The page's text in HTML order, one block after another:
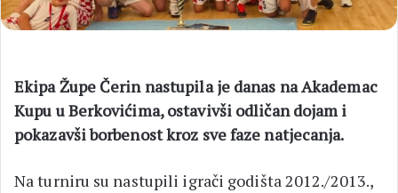
Ekipa Župe Čerin nastupila je danas na Akademac
Kupu u Berkovićima, ostavivši odličan dojam i
pokazavši borbenost kroz sve faze natjecanja.
Na turniru su nastupili igrači godišta 2012./2013.,